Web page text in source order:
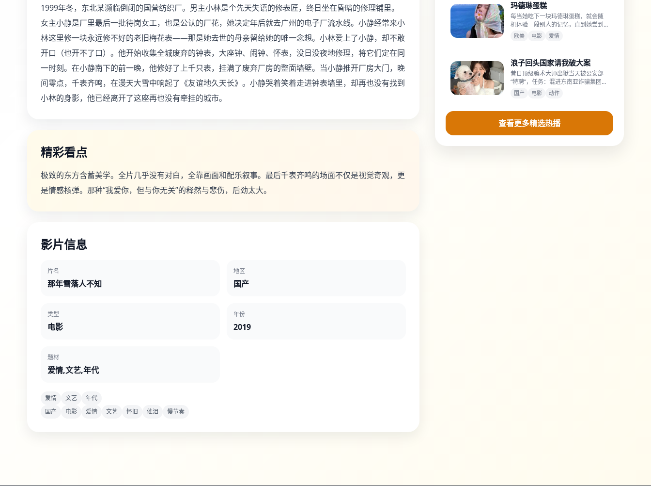
1999年冬，东北某濒临倒闭的国营纺织厂。男主小林是个先天失语的修表匠，终日坐在昏暗的修理铺里。
女主小静是厂里最后一批待岗女工，也是公认的厂花，她决定年后就去广州的电子厂流水线。小静经常来小
林这里修一块永远修不好的老旧梅花表——那是她去世的母亲留给她的唯一念想。小林爱上了小静，却不敢
开口（也开不了口）。他开始收集全城废弃的钟表，大座钟、闹钟、怀表，没日没夜地修理，将它们定在同
一时刻。在小静南下的前一晚，他修好了上千只表，挂满了废弃厂房的整面墙壁。当小静推开厂房大门，晚
间零点，千表齐鸣，在漫天大雪中响起了《友谊地久天长》。小静哭着笑着走进钟表墙里，却再也没有找到
小林的身影，他已经离开了这座再也没有牵挂的城市。
精彩看点
极致的东方含蓄美学。全片几乎没有对白，全靠画面和配乐叙事。最后千表齐鸣的场面不仅是视觉奇观，更
是情感核弹。那种“我爱你，但与你无关”的释然与悲伤，后劲太大。
影片信息
片名
那年雪落人不知
地区
国产
类型
电影
年份
2019
题材
爱情,文艺,年代
爱情 文艺
年代
国产
电影 爱情 文艺 怀旧 催泪 慢节奏
玛德琳蛋糕
每当她吃下一块玛德琳蛋糕，就会随
机体验一段别人的记忆，直到她尝到
了自己未来的死法。
欧美 电影 爱情
浪子回头国家请我破大案
昔日顶级骗术大师出狱当天被公安部
“特聘”，任务：混进东南亚诈骗集团当
卧底。
国产 电影 动作
查看更多精选热播